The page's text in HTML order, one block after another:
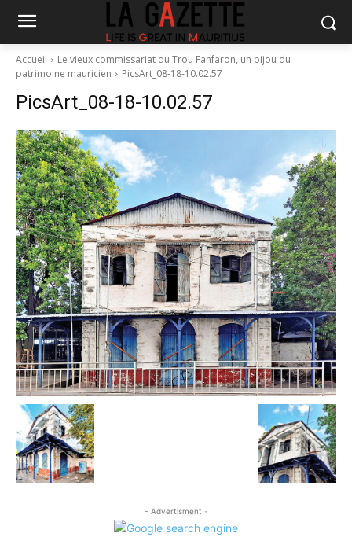
Accueil
Le vieux commissariat du Trou Fanfaron, un bijou du
patrimoine mauricien
PicsArt_08-18-10.02.57
PicsArt_08-18-10.02.57
- Advertisment -